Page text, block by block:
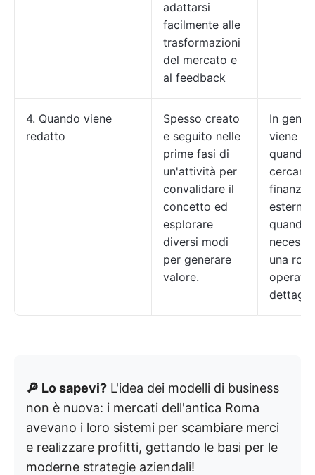
adattarsi
facilmente alle
trasformazioni
del mercato e
al feedback
4. Quando viene
redatto
Spesso creato
e seguito nelle
prime fasi di
un'attività per
convalidare il
concetto ed
esplorare
diversi modi
per generare
valore.
In
viene
quando
cercano
esterni o
quando
una
🔎 Lo sapevi? L'idea dei modelli di business
non è nuova: i mercati dell'antica Roma
avevano i loro sistemi per scambiare merci
e realizzare profitti, gettando le basi per le
moderne strategie aziendali!